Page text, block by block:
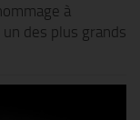
à
des plus grands